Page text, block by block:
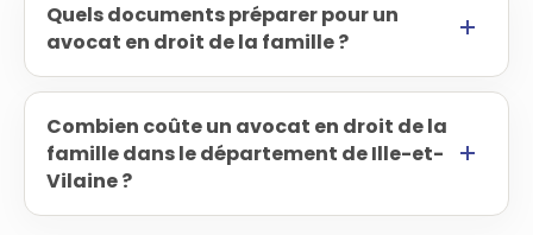
Quels documents préparer pour un
avocat en droit de la famille ?
Combien coûte un avocat en droit de la
famille dans le département de Ille-et-
Vilaine ?